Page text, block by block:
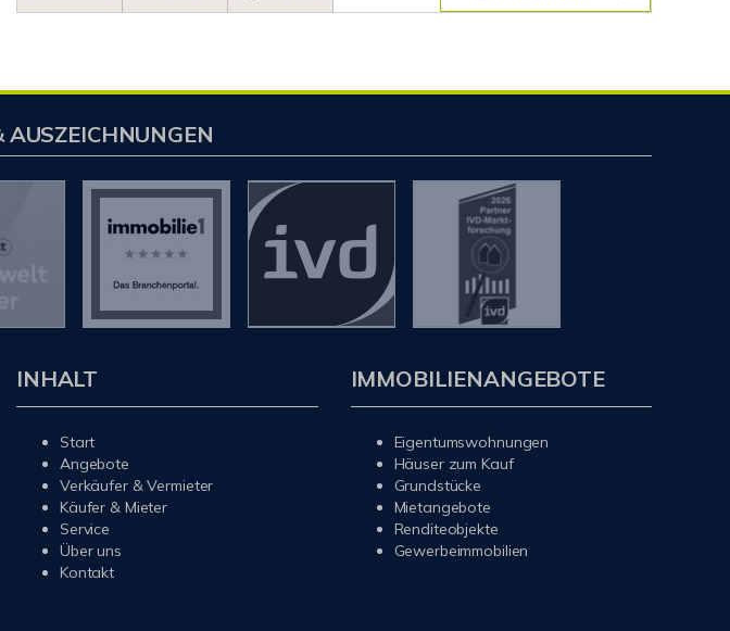
AUSZEICHNUNGEN
INHALT
Start
Angebote
Verkäufer & Vermieter
Käufer & Mieter
Service
Über uns
Kontakt
IMMOBILIENANGEBOTE
Eigentumswohnungen
Häuser zum Kauf
Grundstücke
Mietangebote
Renditeobjekte
Gewerbeimmobilien